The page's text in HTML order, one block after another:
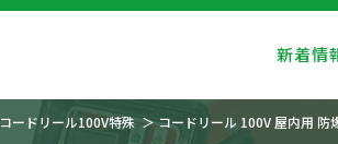
新着情
コードリール100V特殊 コードリール 100V 屋内用